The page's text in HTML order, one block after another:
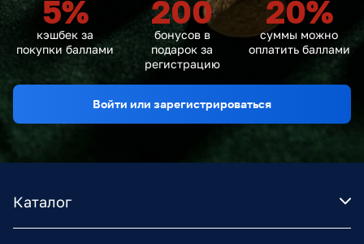
5%
кэшбек за
покупки баллами
200
бонусов в
подарок за
регистрацию
20%
суммы можно
оплатить баллами
Войти или зарегистрироваться
Каталог